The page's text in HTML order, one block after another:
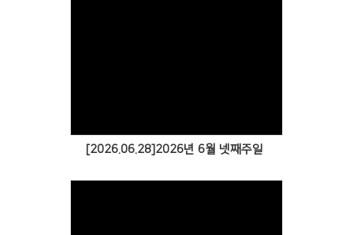
[2026.06.28]2026년 6월 넷째주일